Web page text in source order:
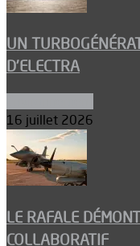
UN
D’ELECTRA
16 juillet 2026
LE RAFALE
COLLABORATIF